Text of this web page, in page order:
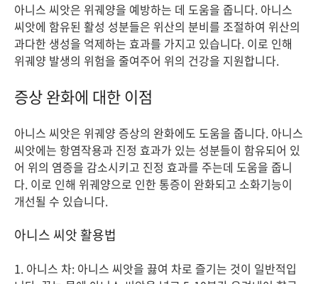
아니스 씨앗은 위궤양을 예방하는 데 도움을 줍니다. 아니스
씨앗에 함유된 활성 성분들은 위산의 분비를 조절하여 위산의
과다한 생성을 억제하는 효과를 가지고 있습니다. 이로 인해
위궤양 발생의 위험을 줄여주어 위의 건강을 지원합니다.
증상 완화에 대한 이점
아니스 씨앗은 위궤양 증상의 완화에도 도움을 줍니다. 아니스
씨앗에는 항염작용과 진정 효과가 있는 성분들이 함유되어 있
어 위의 염증을 감소시키고 진정 효과를 주는데 도움을 줍니
다. 이로 인해 위궤양으로 인한 통증이 완화되고 소화기능이
개선될 수 있습니다.
아니스 씨앗 활용법
1. 아니스 차: 아니스 씨앗을 끓여 차로 즐기는 것이 일반적입